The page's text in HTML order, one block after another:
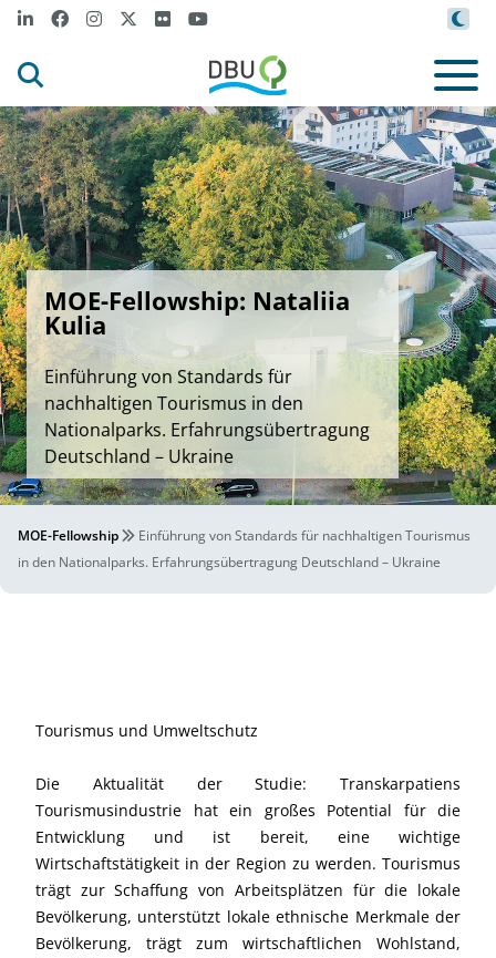
MOE-Fellowship: Nataliia
Kulia
Einführung von Standards für
nachhaltigen Tourismus in den
Nationalparks. Erfahrungsübertragung
Deutschland – Ukraine
MOE-Fellowship
Einführung von Standards für nachhaltigen Tourismus
in den Nationalparks. Erfahrungsübertragung Deutschland – Ukraine
Tourismus und Umweltschutz
Die Aktualität der Studie: Transkarpatiens
Tourismusindustrie hat ein großes Potential für die
Entwicklung und ist bereit, eine wichtige
Wirtschaftstätigkeit in der Region zu werden. Tourismus
trägt zur Schaffung von Arbeitsplätzen für die lokale
Bevölkerung, unterstützt lokale ethnische Merkmale der
Bevölkerung, trägt zum wirtschaftlichen Wohlstand,